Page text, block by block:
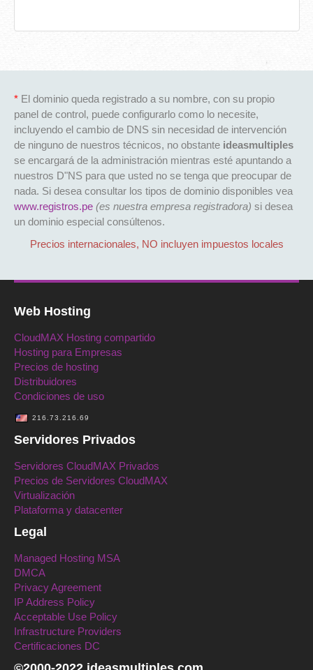
* El dominio queda registrado a su nombre, con su propio
panel de control, puede configurarlo como lo necesite,
incluyendo el cambio de DNS sin necesidad de intervención
de ninguno de nuestros técnicos, no obstante ideasmultiples
se encargará de la administración mientras esté apuntando a
nuestros D"NS para que usted no se tenga que preocupar de
nada. Si desea consultar los tipos de dominio disponibles vea
www.registros.pe (es nuestra empresa registradora) si desea
un dominio especial consúltenos.
Precios internacionales, NO incluyen impuestos locales
Web Hosting
CloudMAX Hosting compartido
Hosting para Empresas
Precios de hosting
Distribuidores
Condiciones de uso
216.73.216.69
Servidores Privados
Servidores CloudMAX Privados
Precios de Servidores CloudMAX
Virtualización
Plataforma y datacenter
Legal
Managed Hosting MSA
DMCA
Privacy Agreement
IP Address Policy
Acceptable Use Policy
Infrastructure Providers
Certificaciones DC